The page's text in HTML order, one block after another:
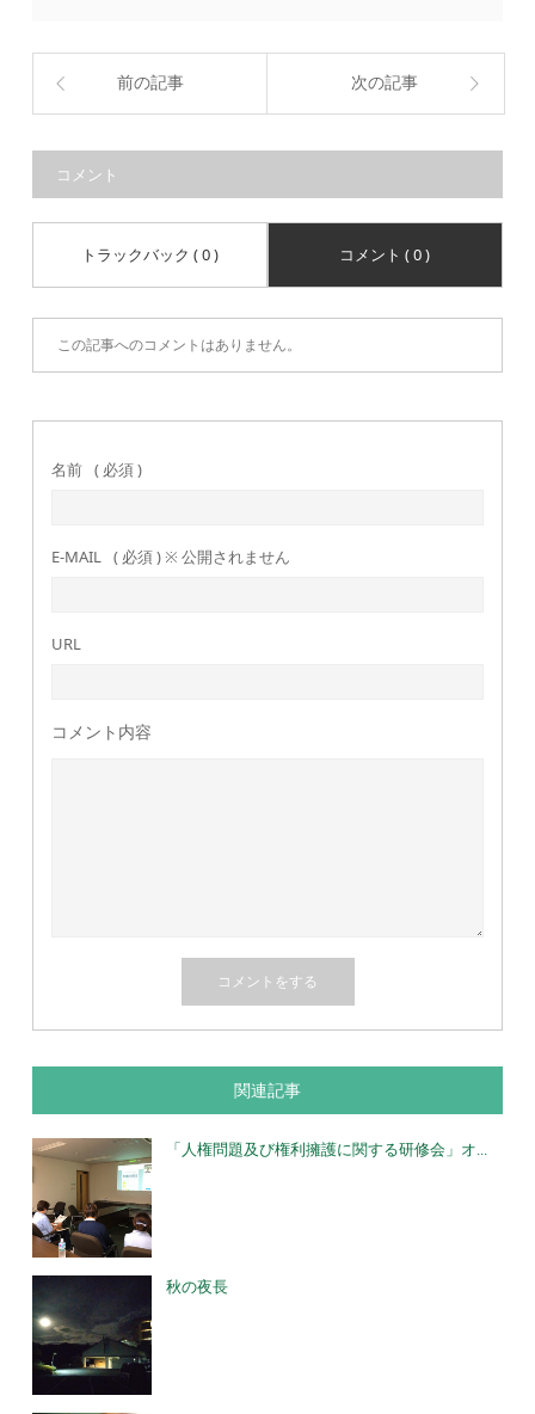
前の記事 次の記事
コメント
トラックバック ( 0 ) コメント ( 0 )
この記事へのコメントはありません。
名前 ( 必須 )
E-MAIL ( 必須 ) ※ 公開されません
URL
コメント内容
関連記事
「人権問題及び権利擁護に関する研修会」オ...
秋の夜長